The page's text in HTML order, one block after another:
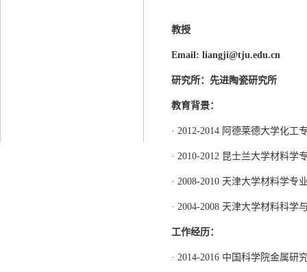
教授
Email: liangji@tju.edu.cn
研究所：先进陶瓷研究所
教育背景：
· 2012-2014 阿德莱德大学化工
· 2010-2012 昆士兰大学材料学
· 2008-2010 天津大学材料学专
· 2004-2008 天津大学材料科学
工作经历：
· 2014-2016 中国科学院金属研